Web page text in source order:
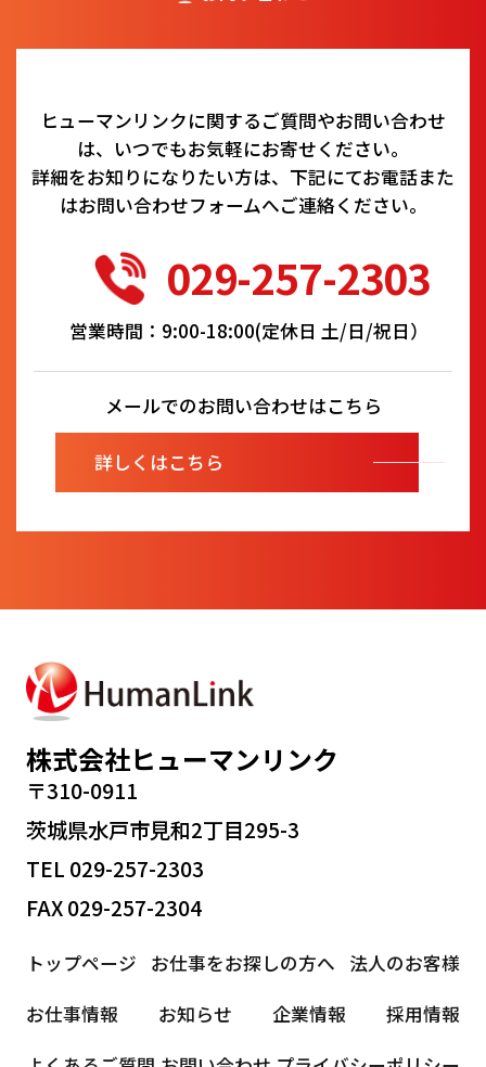
ヒューマンリンクに関するご質問やお問い合わせ
は、いつでもお気軽にお寄せください。
詳細をお知りになりたい方は、下記にてお電話また
はお問い合わせフォームへご連絡ください。
029-257-2303
営業時間：9:00-18:00(定休日 土/日/祝日）
メールでのお問い合わせはこちら
詳しくはこちら
株式会社ヒューマンリンク
〒310-0911
茨城県水戸市見和2丁目295-3
TEL 029-257-2303
FAX 029-257-2304
トップページ お仕事をお探しの方へ
法人のお客様
お仕事情報
お知らせ 企業情報
採用情報